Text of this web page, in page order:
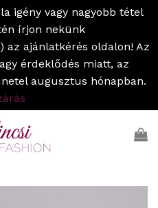
igény vagy nagyobb tétel
írjon nekünk
az ajánlatkérés oldalon! Az
érdeklődés miatt, az
augusztus hónapban.